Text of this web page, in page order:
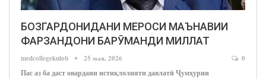
БОЗГАРДОНИДАНИ МЕРОСИ МАЪНАВИИ
ФАРЗАНДОНИ БАРӮМАНДИ МИЛЛАТ
medcollegekulob 25 мая, 2026 0
Пас аз ба даст овардани истиқлолияти давлатӣ Ҷумҳурии